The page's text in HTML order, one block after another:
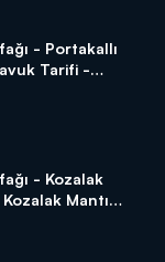
- Portakallı
Tarifi -
- Kozalak
Mantı